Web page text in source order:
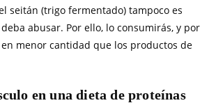
seitán (trigo fermentado) tampoco es
abusar. Por ello, lo consumirás, y por
menor cantidad que los productos de
en una dieta de proteínas